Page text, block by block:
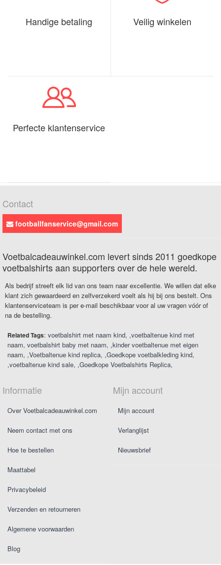
Handige betaling Veilig winkelen
Perfecte klantenservice
Contact
footballfanservice@gmail.com
Voetbalcadeauwinkel.com levert sinds 2011 goedkope
voetbalshirts aan supporters over de hele wereld.
Als bedrijf streeft elk lid van ons team naar excellentie. We willen dat elke
klant zich gewaardeerd en zelfverzekerd voelt als hij bij ons bestelt. Ons
klantenserviceteam is per e-mail beschikbaar voor al uw vragen vóór of
na de bestelling.
Related Tags: voetbalshirt met naam kind ,voetbaltenue kind met
naam voetbalshirt baby met naam ,kinder voetbaltenue met eigen
naam ,Voetbaltenue kind replica ,Goedkope voetbalkleding kind
,voetbaltenue kind sale ,Goedkope Voetbalshirts Replica
Informatie
Over Voetbalcadeauwinkel.com
Neem contact met ons
Hoe te bestellen
Maattabel
Privacybeleid
Verzenden en retourneren
Algemene voorwaarden
Blog
Mijn account
Mijn account
Verlanglijst
Nieuwsbrief